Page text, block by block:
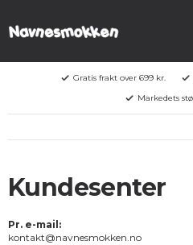
Gratis frakt over 699 kr.
Markedets
Kundesenter
Pr. e-mail:
kontakt@navnesmokken.no